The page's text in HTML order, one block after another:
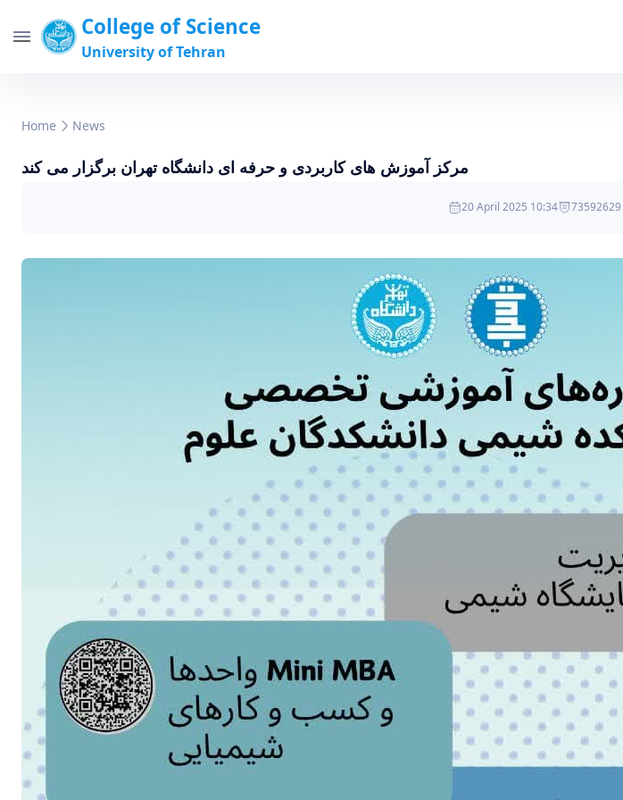
College of Science
University of Tehran
Home News
مرکز آموزش های کاربردی و حرفه ای دانشگاه تهران برگزار می کند
20 April 2025 10:34